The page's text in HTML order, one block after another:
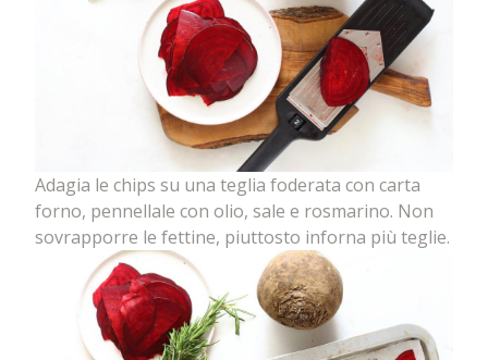
Adagia le chips su una teglia foderata con carta
forno, pennellale con olio, sale e rosmarino. Non
sovrapporre le fettine, piuttosto inforna più teglie.